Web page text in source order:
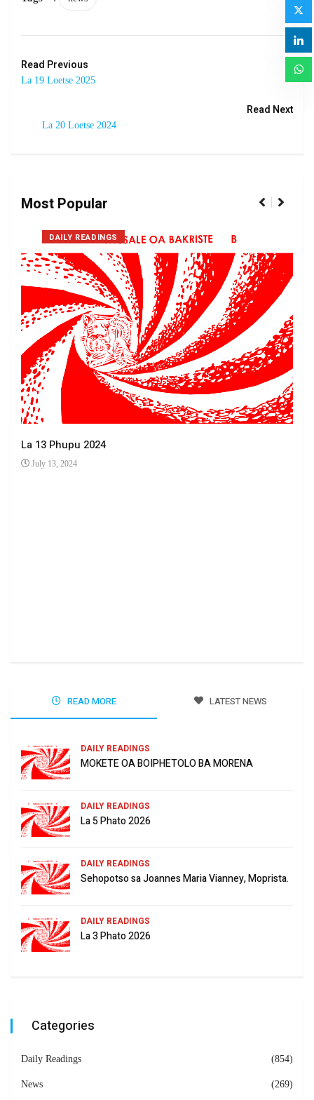
Read Previous
La 19 Loetse 2025
Read Next
La 20 Loetse 2024
Most Popular
DAILY READINGS
La 13 Phupu 2024
July 13, 2024
READ MORE LATEST NEWS
DAILY READINGS
MOKETE OA BOIPHETOLO BA MORENA
DAILY READINGS
La 5 Phato 2026
DAILY READINGS
Sehopotso sa Joannes Maria Vianney, Moprista.
DAILY READINGS
La 3 Phato 2026
Categories
Daily Readings (854)
News (269)